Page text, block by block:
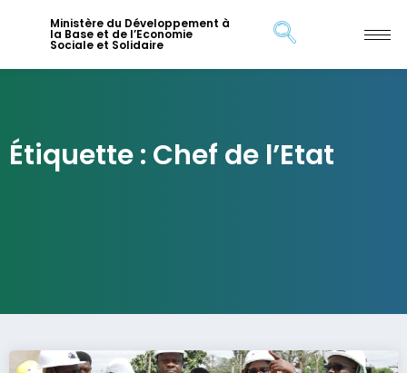
Ministère du Développement à
la Base et de l’Economie
Sociale et Solidaire
Étiquette : Chef de l’Etat